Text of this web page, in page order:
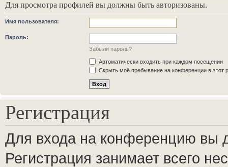
Для просмотра профилей вы должны быть авторизованы.
Имя пользователя:
Пароль:
Забыли пароль?
Автоматически входить при каждом посещении
Скрыть моё пребывание на конференции в этот
Регистрация
Для входа на конференцию вы
Регистрация занимает всего